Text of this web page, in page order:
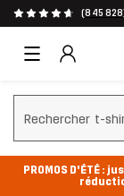
(845
Effacer la
PROMOS D'ÉTÉ :